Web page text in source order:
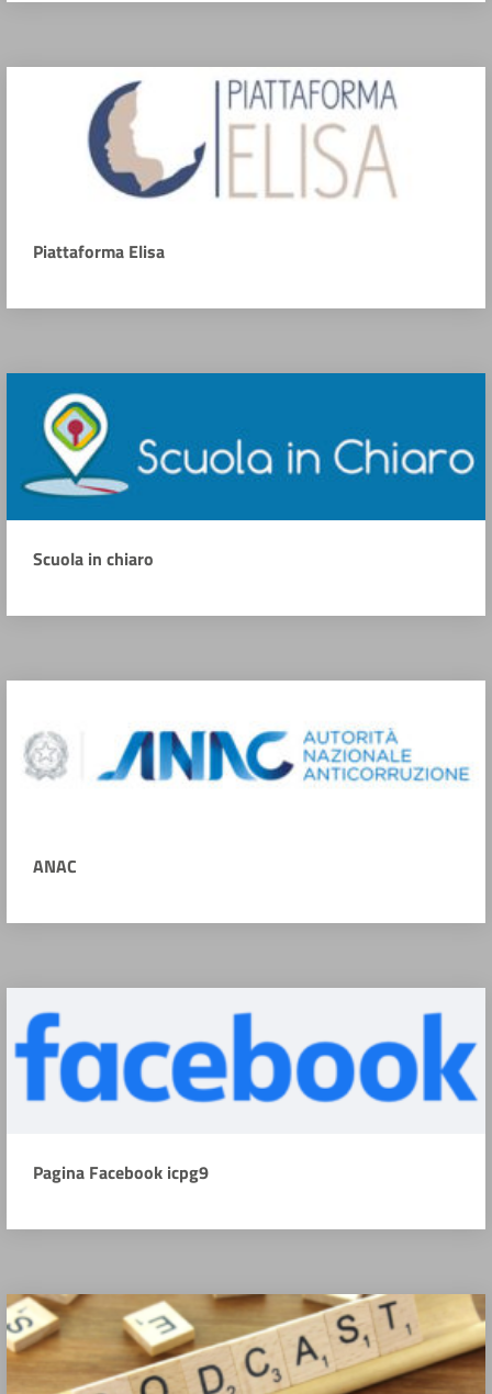
Piattaforma Elisa
Scuola in chiaro
ANAC
Pagina Facebook icpg9